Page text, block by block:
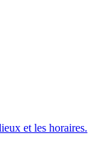
et les horaires.